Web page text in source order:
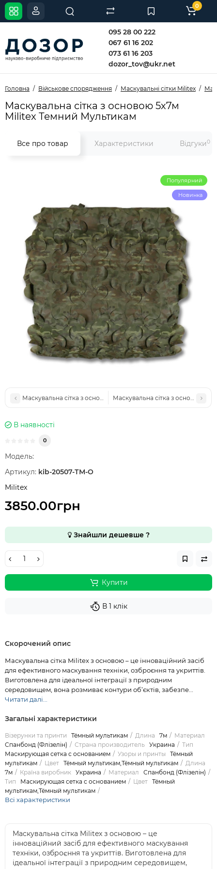
095 28 00 222
067 61 16 202
073 61 16 203
dozor_tov@ukr.net
0
Головна Військове спорядження Маскувальні сітки Militex
Маскувальна сітка з основою 5х7м
Militex Темний Мультикам
Все про товар Характеристики Відгуки0
Популярний
Новинка
Маскувальна сітка з основою 4х8м Militex Темний Мультикам
Маскувальна сітка з основою
В наявності
0
Модель:
Артикул: kib-20507-ТМ-О
Militex
3850.00грн
Знайшли дешевше ?
Купити
В 1 клік
Скорочений опис
Маскувальна сітка Militex з основою – це інноваційний засіб
для ефективного маскування техніки, озброєння та укриттів.
Виготовлена для ідеальної інтеграції з природним
середовищем, вона розмиває контури об’єктів, забезпе...
Читати далі...
Загальні характеристики
Візерунки та принти Тёмный мультикам Длина 7м
Материал
Спанбонд (Флізелін)
Страна производитель Украина
Тип
Маскирующая сетка с основанием
Узоры и принты
Тёмный
мультикам
Цвет Тёмный мультикам,Тёмный мультикам
Длина
7м
Країна виробник Украина Материал
Спанбонд (Флізелін)
Тип
Маскирующая сетка с основанием Цвет Тёмный
мультикам,Тёмный мультикам
Всі характеристики
Маскувальна сітка Militex з основою – це
інноваційний засіб для ефективного маскування
техніки, озброєння та укриттів. Виготовлена для
ідеальної інтеграції з природним середовищем,